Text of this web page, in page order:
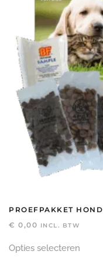
PROEFPAKKET HOND
€ 0,00 INCL. BTW
Opties selecteren